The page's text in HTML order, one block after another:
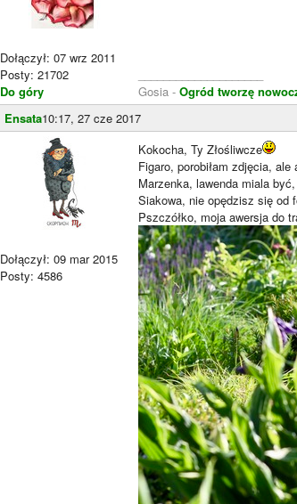
Dołączył: 07 wrz 2011
Posty: 21702
Do góry
Gosia - Ogród tworzę
Ensata10:17, 27 cze 2017
Dołączył: 09 mar 2015
Posty: 4586
Kokocha, Ty Złośliwcze
Figaro, porobiłam zdjęcia,
Marzenka, lawenda miala być,
Siakowa, nie opędzisz się od
Pszczółko, moja awersja do